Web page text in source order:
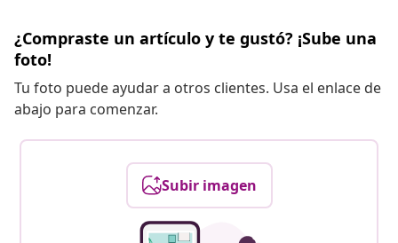
¿Compraste un artículo y te gustó? ¡Sube una
foto!
Tu foto puede ayudar a otros clientes. Usa el enlace de
abajo para comenzar.
Subir imagen